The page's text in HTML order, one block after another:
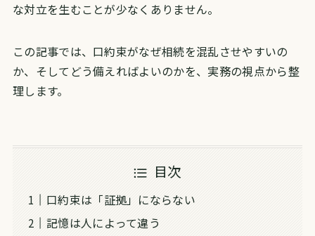
な対立を生むことが少なくありません。
この記事では、口約束がなぜ相続を混乱させやすいの
か、そしてどう備えればよいのかを、実務の視点から整
理します。
目次
口約束は「証拠」にならない
記憶は人によって違う